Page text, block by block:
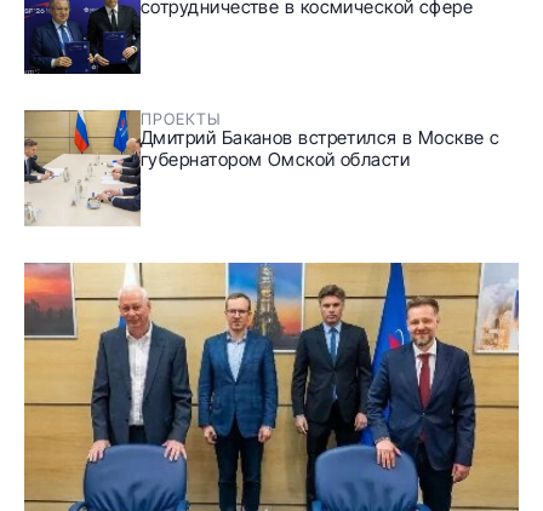
сотрудничестве в космической сфере
ПРОЕКТЫ
Дмитрий Баканов встретился в Москве с
губернатором Омской области